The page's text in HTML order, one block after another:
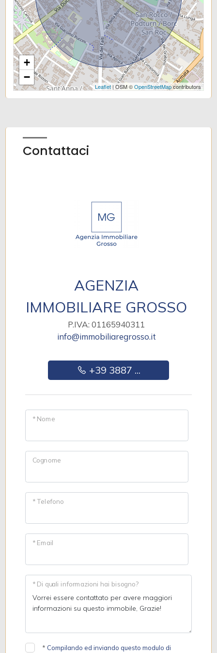
Uffici postali
Centri commerciali
Uffici comunali
+
−
Leaflet| OSM ©OpenStreetMapcontributors
Contattaci
AGENZIA
IMMOBILIARE GROSSO
P.IVA: 01165940311
info@immobiliaregrosso.it
+39 3887 ...
* Nome
Cognome
* Telefono
* Email
* Di quali informazioni hai bisogno?
* Compilando ed inviando questo modulo di